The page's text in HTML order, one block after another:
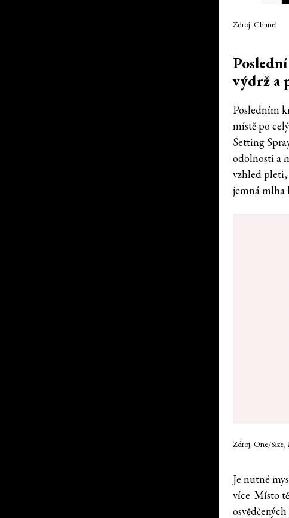
Zdroj: Chanel
výdrž a
Posledním
místě po
Setting
odolnosti a
vzhled pleti,
jemná mlha
Zdroj: One/Size,
Je nutné
více. Místo